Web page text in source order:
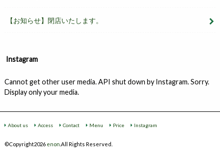
【お知らせ】閉店いたします。
Instagram
Cannot get other user media. API shut down by Instagram. Sorry.
Display only your media.
About us Access Contact Menu Price Instagram
©Copyright2026 enon .All Rights Reserved.